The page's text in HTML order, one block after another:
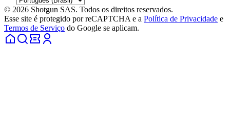
© 2026 Shotgun SAS. Todos os direitos reservados.
Esse site é protegido por reCAPTCHA e a Política de Privacidade e
Termos de Serviço do Google se aplicam.